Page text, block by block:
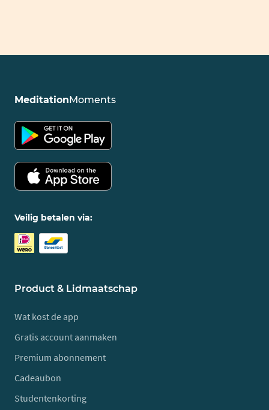
MeditationMoments
Veilig betalen via:
Product & Lidmaatschap
Wat kost de app
Gratis account aanmaken
Premium abonnement
Cadeaubon
Studentenkorting